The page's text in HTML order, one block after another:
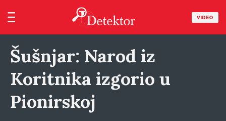
VIDEO
Šušnjar: Narod iz
Koritnika izgorio u
Pionirskoj